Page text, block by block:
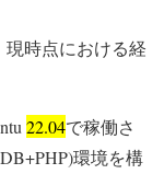
現時点における経
22.04で稼働さ
環境を構